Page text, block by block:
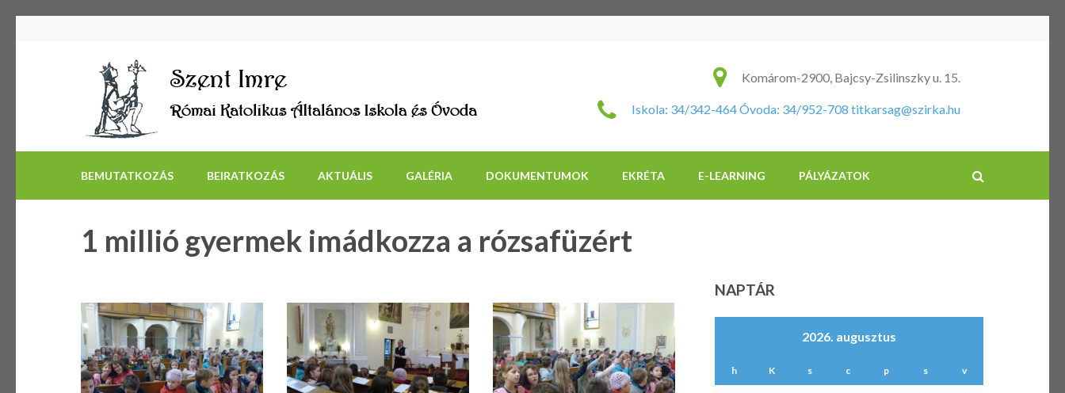
Szent Imre Római Katolikus Általános Iskola és Óvoda
Komárom-2900, Bajcsy-Zsilinszky u. 15.
Iskola: 34/342-464 Óvoda: 34/952-708 titkarsag@szirka.hu
BEMUTATKOZÁS BEIRATKOZÁS AKTUÁLIS GALÉRIA DOKUMENTUMOK EKRÉTA E-LEARNING PÁLYÁZATOK
1 millió gyermek imádkozza a rózsafüzért
NAPTÁR
2026. augusztus
h K s c p s v